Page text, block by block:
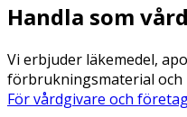
Handla som
Vi erbjuder läkemedel,
förbrukningsmaterial och
För vårdgivare och